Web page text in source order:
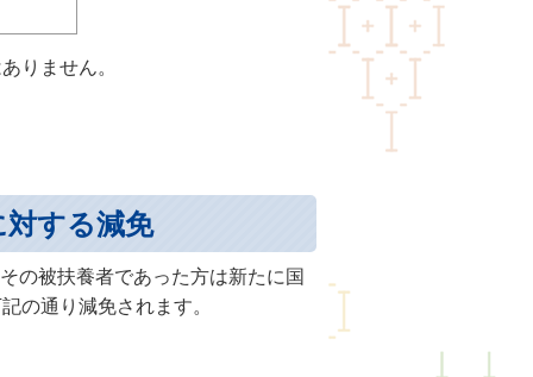
りません。
対する減免
の被扶養者であった方は新たに国
の通り減免されます。